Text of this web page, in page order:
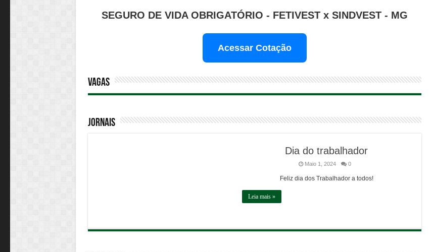
SEGURO DE VIDA OBRIGATÓRIO - FETIVEST x SINDVEST - MG
Acessar Cotação
Vagas
Jornais
Dia do trabalhador
Maio 1, 2024 0
Feliz dia dos Trabalhador a todos!
Leia mais »